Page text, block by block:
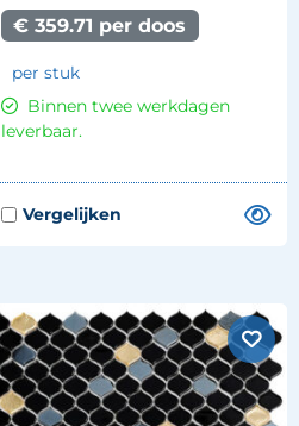
€ 359.71 per doos
per stuk
Binnen twee werkdagen
leverbaar.